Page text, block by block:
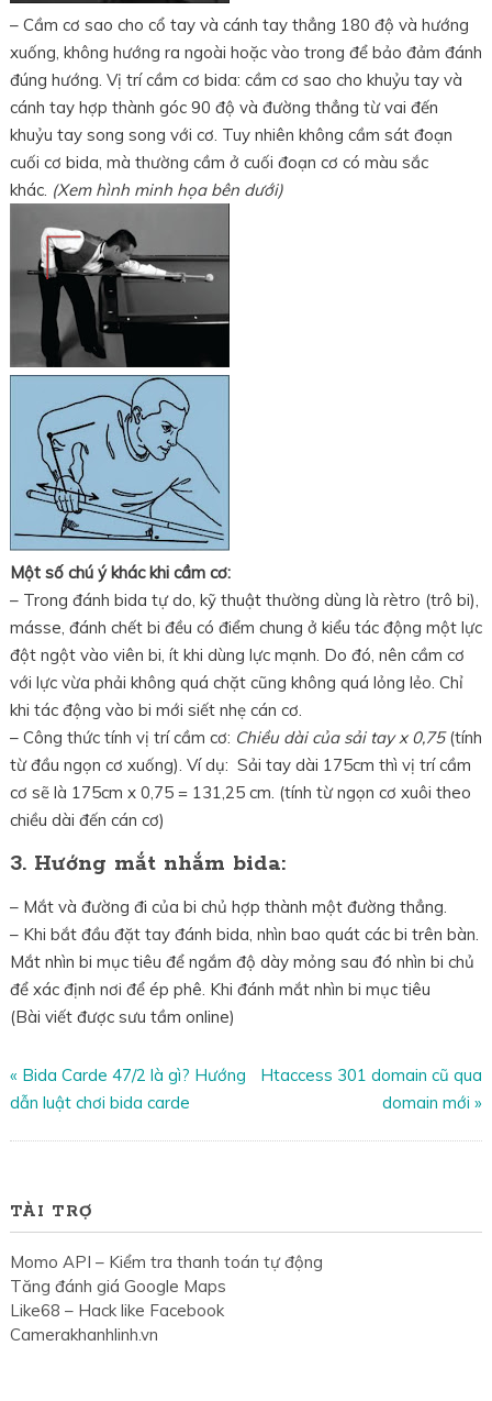
– Cầm cơ sao cho cổ tay và cánh tay thẳng 180 độ và hướng
xuống, không hướng ra ngoài hoặc vào trong để bảo đảm đánh
đúng hướng. Vị trí cầm cơ bida: cầm cơ sao cho khuỷu tay và
cánh tay hợp thành góc 90 độ và đường thẳng từ vai đến
khuỷu tay song song với cơ. Tuy nhiên không cầm sát đoạn
cuối cơ bida, mà thường cầm ở cuối đoạn cơ có màu sắc
khác. (Xem hình minh họa bên dưới)
Một số chú ý khác khi cầm cơ:
– Trong đánh bida tự do, kỹ thuật thường dùng là rètro (trô bi),
másse, đánh chết bi đều có điểm chung ở kiểu tác động một lực
đột ngột vào viên bi, ít khi dùng lực mạnh. Do đó, nên cầm cơ
với lực vừa phải không quá chặt cũng không quá lỏng lẻo. Chỉ
khi tác động vào bi mới siết nhẹ cán cơ.
– Công thức tính vị trí cầm cơ: Chiều dài của sải tay x 0,75(tính
từ đầu ngọn cơ xuống). Ví dụ: Sải tay dài 175cm thì vị trí cầm
cơ sẽ là 175cm x 0,75 = 131,25 cm. (tính từ ngọn cơ xuôi theo
chiều dài đến cán cơ)
3. Hướng mắt nhắm bida:
– Mắt và đường đi của bi chủ hợp thành một đường thẳng.
– Khi bắt đầu đặt tay đánh bida, nhìn bao quát các bi trên bàn.
Mắt nhìn bi mục tiêu để ngắm độ dày mỏng sau đó nhìn bi chủ
để xác định nơi để ép phê. Khi đánh mắt nhìn bi mục tiêu
(Bài viết được sưu tầm online)
« Bida Carde 47/2 là gì? Hướng
dẫn luật chơi bida carde
Htaccess 301 domain cũ qua
domain mới »
TÀI TRỢ
Momo API – Kiểm tra thanh toán tự động
Tăng đánh giá Google Maps
Like68 – Hack like Facebook
Camerakhanhlinh.vn